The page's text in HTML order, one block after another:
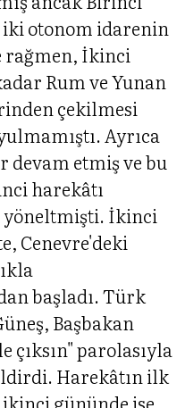
iki otonom idarenin
rağmen, İkinci
Rum ve Yunan
çekilmesi
Ayrıca
devam etmiş ve bu
harekâtı
yöneltmişti. İkinci
Cenevre'deki
başladı. Türk
Başbakan
çıksın" parolasıyla
Harekâtın ilk